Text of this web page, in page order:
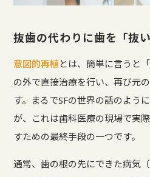
抜歯の代わりに歯を「抜
意図的再植とは、簡単に言うと
の外で直接治療を行い、再び元
す。まるでSFの世界の話のよう
が、これは歯科医療の現場で実
すための最終手段の一つです。
通常、歯の根の先にできた病気